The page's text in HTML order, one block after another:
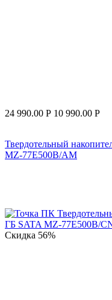
24 990.00 Р 10 990.00 Р
Твердотельный
MZ-77E500B/AM
Скидка 56%